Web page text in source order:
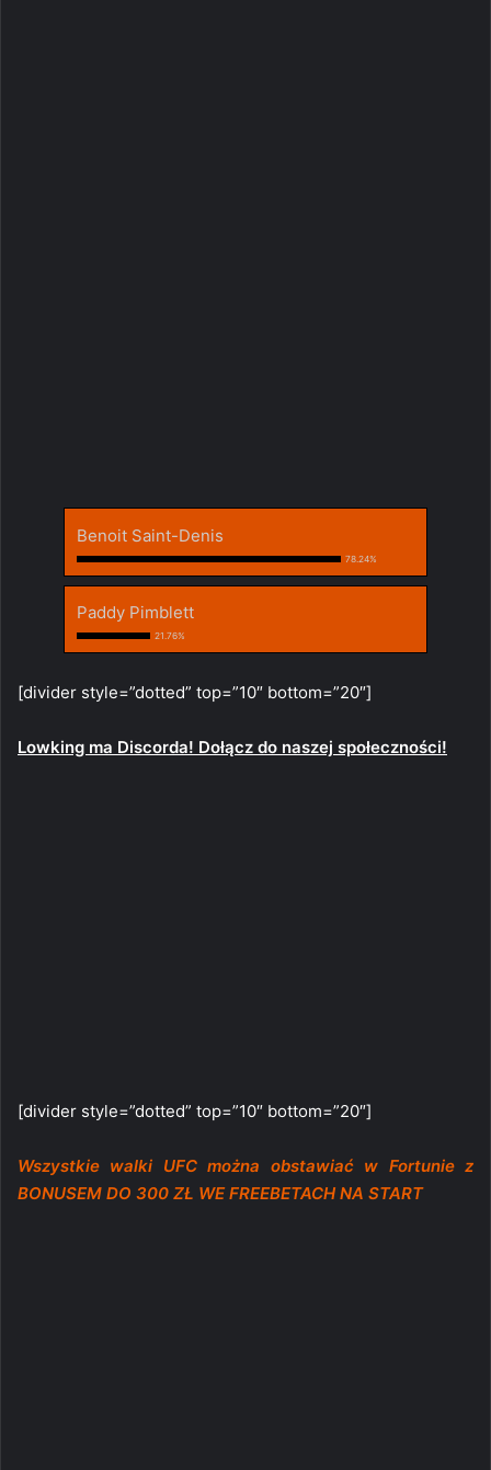
Benoit Saint-Denis
78.24%
Paddy Pimblett
21.76%
[divider style=”dotted” top=”10″ bottom=”20″]
Lowking ma Discorda! Dołącz do naszej społeczności!
[divider style=”dotted” top=”10″ bottom=”20″]
Wszystkie walki UFC można obstawiać w Fortunie z
BONUSEM DO 300 ZŁ WE FREEBETACH NA START